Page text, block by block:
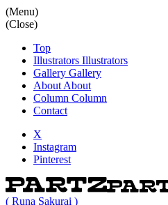
(Menu)
(Close)
Top
Illustrators Illustrators
Gallery Gallery
About About
Column Column
Contact
X
Instagram
Pinterest
( Runa Sakurai )